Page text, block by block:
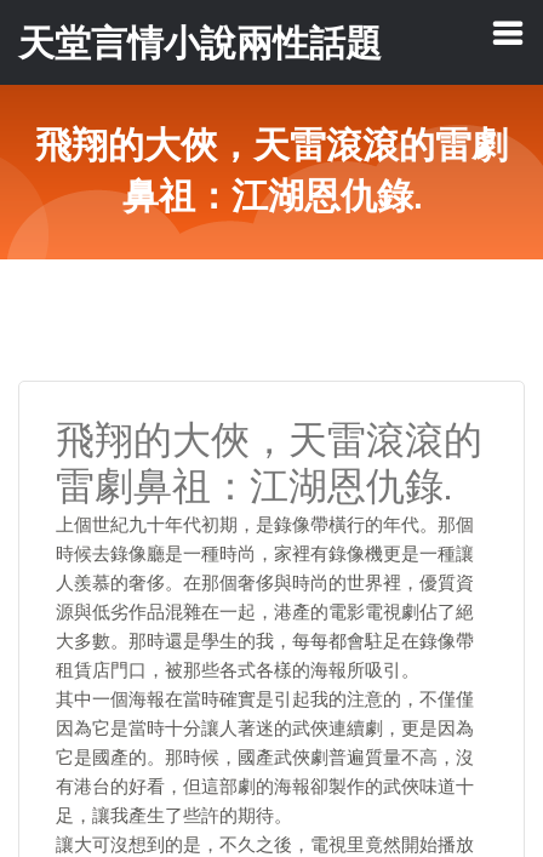
天堂言情小說兩性話題
飛翔的大俠，天雷滾滾的雷劇
鼻祖：江湖恩仇錄.
飛翔的大俠，天雷滾滾的
雷劇鼻祖：江湖恩仇錄.
上個世紀九十年代初期，是錄像帶橫行的年代。那個
時候去錄像廳是一種時尚，家裡有錄像機更是一種讓
人羨慕的奢侈。在那個奢侈與時尚的世界裡，優質資
源與低劣作品混雜在一起，港產的電影電視劇佔了絕
大多數。那時還是學生的我，每每都會駐足在錄像帶
租賃店門口，被那些各式各樣的海報所吸引。
其中一個海報在當時確實是引起我的注意的，不僅僅
因為它是當時十分讓人著迷的武俠連續劇，更是因為
它是國產的。那時候，國產武俠劇普遍質量不高，沒
有港台的好看，但這部劇的海報卻製作的武俠味道十
足，讓我產生了些許的期待。
讓大可沒想到的是，不久之後，電視里竟然開始播放